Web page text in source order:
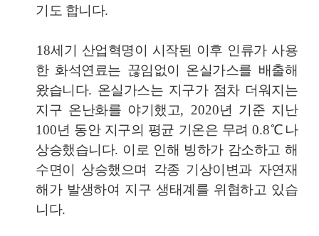
기도 합니다.
18세기 산업혁명이 시작된 이후 인류가 사용
한 화석연료는 끊임없이 온실가스를 배출해
왔습니다. 온실가스는 지구가 점차 더워지는
지구 온난화를 야기했고, 2020년 기준 지난
100년 동안 지구의 평균 기온은 무려0.8℃ 나
상승했습니다. 이로 인해 빙하가 감소하고 해
수면이 상승했으며 각종 기상이변과 자연재
해가 발생하여 지구 생태계를 위협하고 있습
니다.